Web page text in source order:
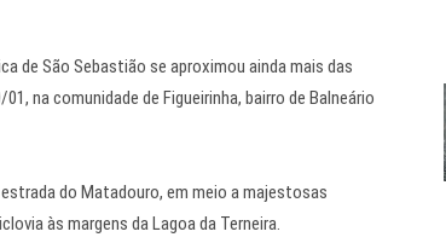
de São Sebastião se aproximou ainda mais das
na comunidade de Figueirinha, bairro de Balneário
do Matadouro, em meio a majestosas
às margens da Lagoa da Terneira.